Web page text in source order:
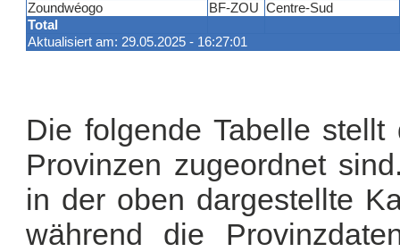
Total
Aktualisiert am: 29.05.2025 - 16:27:01
Zoundwéogo
BF-ZOU Centre-Sud
Die folgende Tabelle
Provinzen zugeordnet
in der oben dargestellte
während die